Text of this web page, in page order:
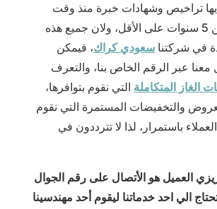
تراخيص وشهادات خبرة منذ وقت
طويل لا يقل عن 5 سنوات على الأقل، ولان جميع هذه
في شركتنا سعودي كراك، فيمكن
معنا عبر الرقم الخاص بنا، والتعرف
الغاز المتكاملة التي نقوم بتوافرها،
والتخفيضات المستمرة التي نقوم
باستمرار، لذا لا تترددون في
العميل هو الأتصال على رقم الجوال
الي احد خدماتنا ليقوم أحد مهندسينا